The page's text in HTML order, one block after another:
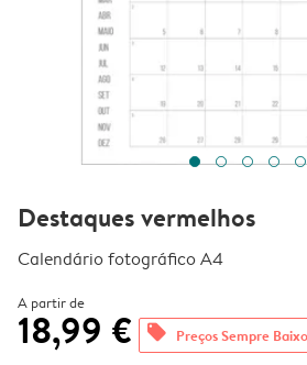
Destaques vermelhos
Calendário fotográfico A4
A partir de
18,99 € offers Preços Sempre